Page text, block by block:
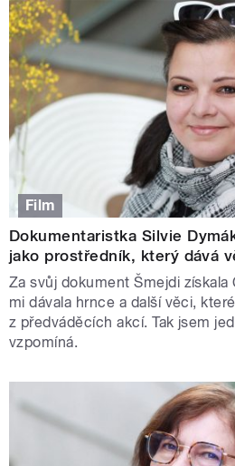
Film
Dokumentaristka Silvie
jako prostředník, který dává
Za svůj dokument Šmejdi získala
mi dávala hrnce a další věci,
z předváděcích akcí. Tak jsem
vzpomíná.